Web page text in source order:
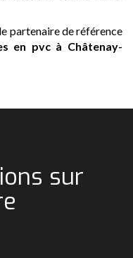
partenaire de référence
en pvc à Châtenay-
sur